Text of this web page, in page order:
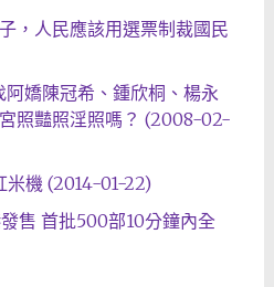
，人民應該用選票制裁國民
阿嬌陳冠希、鍾欣桐、楊永
照豔照淫照嗎？ (2008-02-
米機 (2014-01-22)
售 首批500部10分鐘內全